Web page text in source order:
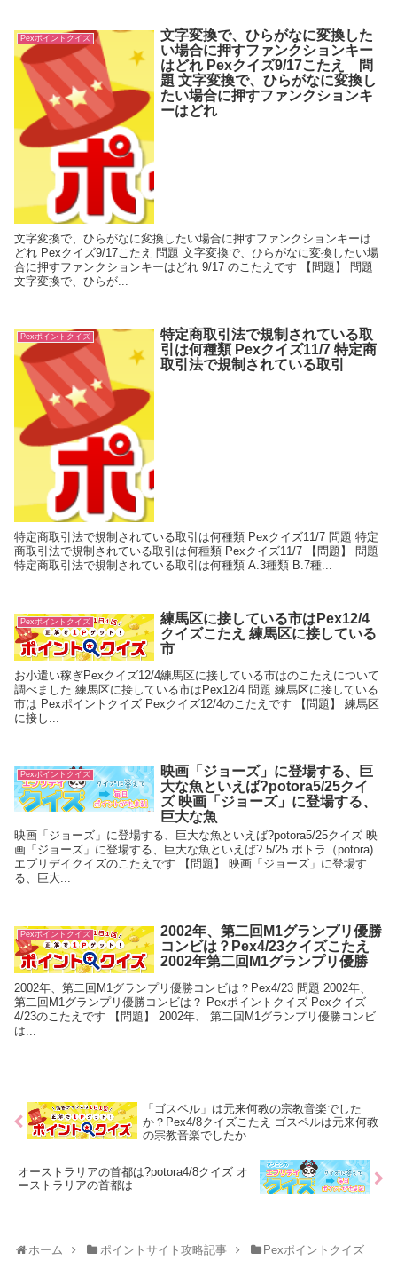
Pexポイントクイズ
文字変換で、ひらがなに変換した
い場合に押すファンクションキー
はどれ Pexクイズ9/17こたえ 問
題 文字変換で、ひらがなに変換し
たい場合に押すファンクションキ
ーはどれ
文字変換で、ひらがなに変換したい場合に押すファンクションキーは
どれ Pexクイズ9/17こたえ 問題 文字変換で、ひらがなに変換したい場
合に押すファンクションキーはどれ 9/17 のこたえです 【問題】 問題
文字変換で、ひらが...
Pexポイントクイズ
特定商取引法で規制されている取
引は何種類 Pexクイズ11/7 特定商
取引法で規制されている取引
特定商取引法で規制されている取引は何種類 Pexクイズ11/7 問題 特定
商取引法で規制されている取引は何種類 Pexクイズ11/7 【問題】 問題
特定商取引法で規制されている取引は何種類 A.3種類 B.7種...
Pexポイントクイズ
練馬区に接している市はPex12/4
クイズこたえ 練馬区に接している
市
お小遣い稼ぎPexクイズ12/4練馬区に接している市はのこたえについて
調べました 練馬区に接している市はPex12/4 問題 練馬区に接している
市は Pexポイントクイズ Pexクイズ12/4のこたえです 【問題】 練馬区
に接し...
Pexポイントクイズ
映画「ジョーズ」に登場する、巨
大な魚といえば?potora5/25クイ
ズ 映画「ジョーズ」に登場する、
巨大な魚
映画「ジョーズ」に登場する、巨大な魚といえば?potora5/25クイズ 映
画「ジョーズ」に登場する、巨大な魚といえば? 5/25 ポトラ（potora)
エブリデイクイズのこたえです 【問題】 映画「ジョーズ」に登場す
る、巨大...
Pexポイントクイズ
2002年、第二回M1グランプリ優勝
コンビは？Pex4/23クイズこたえ
2002年第二回M1グランプリ優勝
2002年、第二回M1グランプリ優勝コンビは？Pex4/23 問題 2002年、
第二回M1グランプリ優勝コンビは？ Pexポイントクイズ Pexクイズ
4/23のこたえです 【問題】 2002年、 第二回M1グランプリ優勝コンビ
は...
「ゴスペル」は元来何教の宗教音楽でした
か？Pex4/8クイズこたえ ゴスペルは元来何教
の宗教音楽でしたか
オーストラリアの首都は?potora4/8クイズ オ
ーストラリアの首都は
ホーム ポイントサイト攻略記事 Pexポイントクイズ